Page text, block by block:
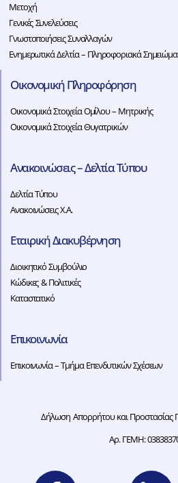
Μετοχή
Γενικές Συνελεύσεις
Γνωστοποιήσεις Συναλλαγών
Ενημερωτικά Δελτία – Πληροφοριακά
Οικονομική Πληροφόρηση
Οικονομικά Στοιχεία Ομίλου – Μητρικής
Οικονομικά Στοιχεία Θυγατρικών
Ανακοινώσεις – Δελτία Τύπου
Δελτία Τύπου
Ανακοινώσεις Χ.Α.
Εταιρική Διακυβέρνηση
Διοικητικό Συμβούλιο
Κώδικες & Πολιτικές
Καταστατικό
Επικοινωνία
Επικοινωνία – Τμήμα Επενδυτικών Σχέσεων
Δήλωση Απορρήτου και
Αρ. ΓΕΜΗ: